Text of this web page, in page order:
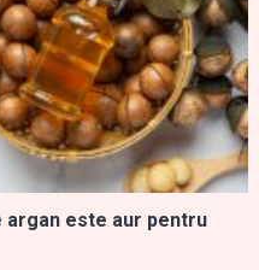
argan este aur pentru